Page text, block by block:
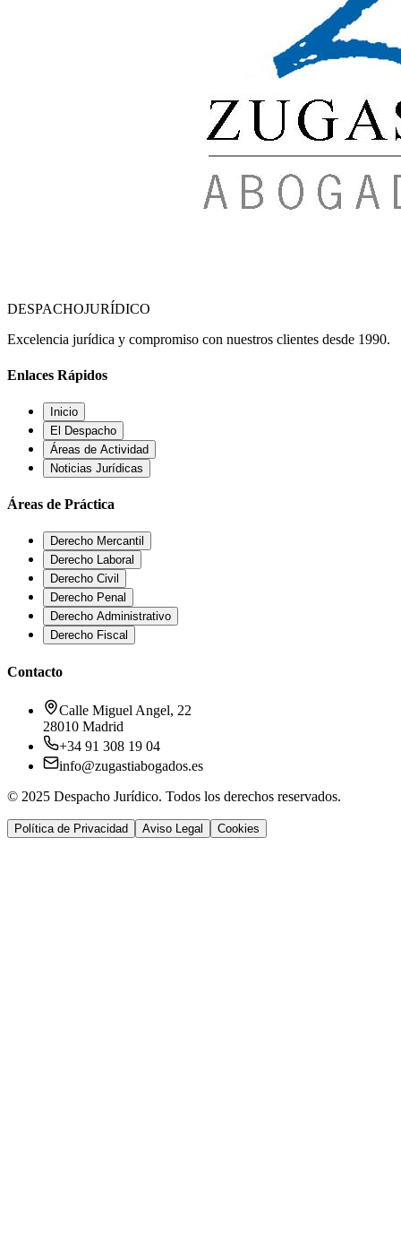
DESPACHOJURÍDICO
Excelencia jurídica y compromiso con nuestros clientes desde 1990.
Enlaces Rápidos
Inicio
El Despacho
Áreas de Actividad
Noticias Jurídicas
Áreas de Práctica
Derecho Mercantil
Derecho Laboral
Derecho Civil
Derecho Penal
Derecho Administrativo
Derecho Fiscal
Contacto
Calle Miguel Angel, 22
28010 Madrid
+34 91 308 19 04
info@zugastiabogados.es
© 2025 Despacho Jurídico. Todos los derechos reservados.
Política de Privacidad Aviso Legal Cookies